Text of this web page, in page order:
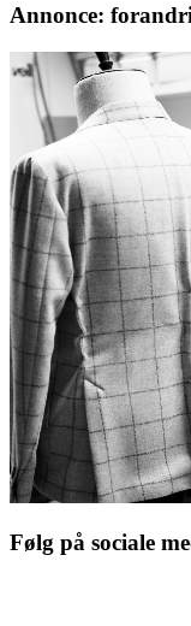
Annonce:
Følg på sociale